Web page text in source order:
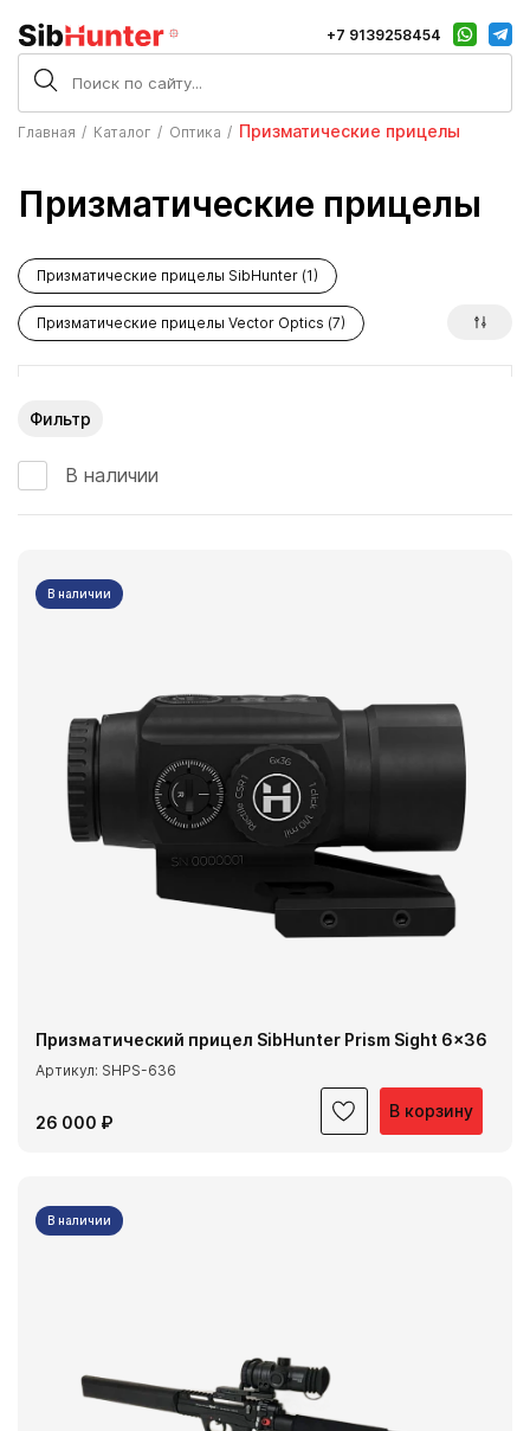
+7 9139258454
Главная Каталог Оптика Призматические прицелы
Призматические прицелы
Призматические прицелы SibHunter (1)
Призматические прицелы Vector Optics (7)
Фильтр
В наличии
В наличии
В корзину
Призматический прицел SibHunter Prism Sight 6x36
Артикул: SHPS-636
26 000 ₽
В наличии